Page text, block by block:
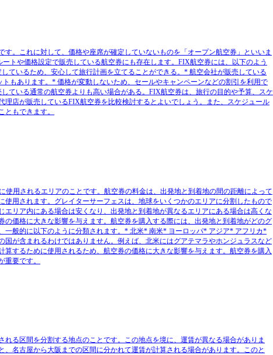
。これに対して、価格や座席が確定していないものを「オープン航空券」といいま
トや価格設定で販売している航空券にも存在します。FIX航空券には、以下のよう
ているため、安心して旅行計画を立てることができる。* 航空会社が販売している
もあります。* 価格が変動しないため、セールやキャンペーンなどの割引を利用で
ている通常の航空券よりも高い場合がある。FIX航空券は、旅行の目的や予算、スケ
店が販売しているFIX航空券を比較検討するとよいでしょう。また、スケジュール
もできます。
用されるエリアのことです。航空券の料金は、出発地と到着地の間の距離によって
用されます。グレイターサーフェスは、地球をいくつかのエリアに分割したもので
リア内にある場合は安くなり、出発地と到着地が異なるエリアにある場合は高くな
価格に大きな影響を与えます。航空券を購入する際には、出発地と到着地がどのグ
般的に以下のように分類されます。* 北米* 南米* ヨーロッパ* アジア* アフリカ*
が含まれるわけではありません。例えば、北米にはグアテマラやホンジュラスなど
するために使用されるため、航空券の価格に大きな影響を与えます。航空券を購入
要です。
れる区間を分割する地点のことです。この地点を境に、運賃が異なる場合がありま
名古屋から大阪までの区間に分かれて運賃が計算される場合があります。このと